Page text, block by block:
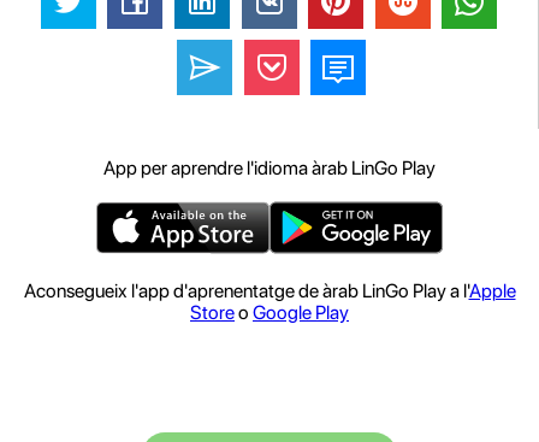
App per aprendre l'idioma àrab LinGo Play
Aconsegueix l'app d'aprenentatge de àrab LinGo Play a l'Apple
Storeo Google Play